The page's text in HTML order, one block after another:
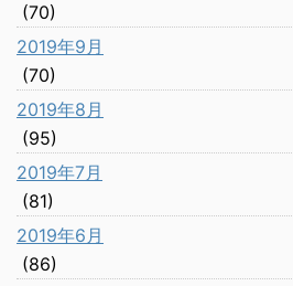
(70)
2019年9月
(70)
2019年8月
(95)
2019年7月
(81)
2019年6月
(86)